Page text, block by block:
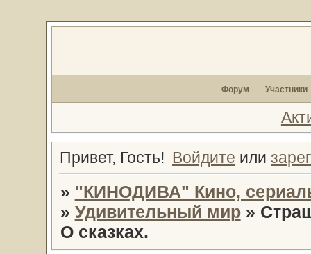
Форум Участники
Привет, Гость! Войдите или
» "КИНОДИВА" Кино,
» Удивительный мир »
О сказках.